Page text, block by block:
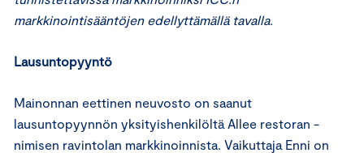
markkinointisääntöjen edellyttämällä tavalla.
Lausuntopyyntö
Mainonnan eettinen neuvosto on saanut
lausuntopyynnön yksityishenkilöltä Allee restoran -
nimisen ravintolan markkinoinnista. Vaikuttaja Enni on